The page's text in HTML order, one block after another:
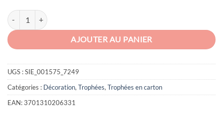
quantité de Ours en carton
AJOUTER AU PANIER
UGS :SIE_001575_7249
Catégories : Décoration, Trophées, Trophées en carton
EAN:3701310206331